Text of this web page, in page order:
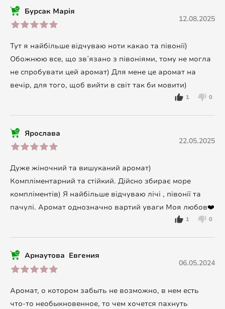
Бурсак Марія
12.08.2025
Тут я найбільше відчуваю ноти какао та півонії)
Обожнюю все, що звʼязано з півоніями, тому не могла
не спробувати цей аромат) Для мене це аромат на
вечір, для того, щоб вийти в світ так би мовити)
1 0
Ярослава
22.05.2025
Дуже жіночний та вишуканий аромат)
Компліментарний та стійкий. Дійсно збирає море
компліментів) Я найбільше відчуваю лічі , півонії та
пачулі. Аромат однозначно вартий уваги Моя любов❤️
1 0
Арнаутова Евгения
06.05.2024
Аромат, о котором забыть не возможно, в нем есть
что-то необыкновенное, то чем хочется пахнуть